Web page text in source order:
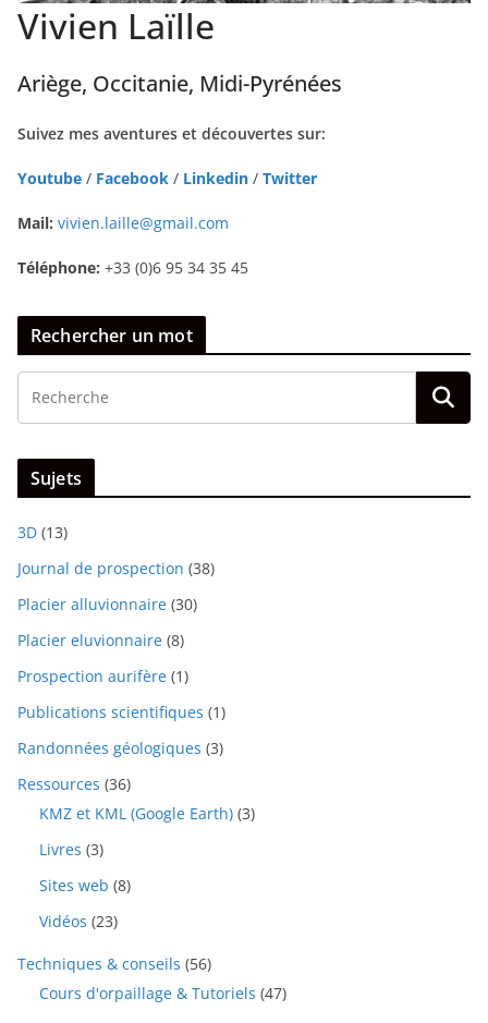
Vivien Laïlle
Ariège, Occitanie, Midi-Pyrénées
Suivez mes aventures et découvertes sur:
Youtube / Facebook / Linkedin / Twitter
Mail: vivien.laille@gmail.com
Téléphone: +33 (0)6 95 34 35 45
Rechercher un mot
Sujets
3D (13)
Journal de prospection (38)
Placier alluvionnaire (30)
Placier eluvionnaire (8)
Prospection aurifère (1)
Publications scientifiques (1)
Randonnées géologiques (3)
Ressources (36)
KMZ et KML (Google Earth) (3)
Livres (3)
Sites web (8)
Vidéos (23)
Techniques & conseils (56)
Cours d'orpaillage & Tutoriels (47)